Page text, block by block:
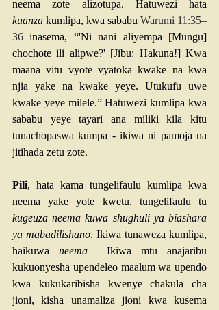
kuanza kumlipa, kwa sababu Warumi 11:35–
36 inasema, “'Ni nani aliyempa [Mungu]
chochote ili alipwe?' [Jibu: Hakuna!] Kwa
maana vitu vyote vyatoka kwake na kwa
njia yake na kwake yeye. Utukufu uwe
kwake yeye milele.” Hatuwezi kumlipa kwa
sababu yeye tayari ana miliki kila kitu
tunachopaswa kumpa - ikiwa ni pamoja na
jitihada zetu zote.
Pili, hata kama tungelifaulu kumlipa kwa
kugeuza neema kuwa shughuli ya biashara
ya mabadilishano. Ikiwa tunaweza kumlipa,
haikuwa neema Ikiwa mtu anajaribu
kukuonyesha upendeleo maalum wa upendo
kwa kukukaribisha kwenye chakula cha
jioni, kisha unamaliza jioni kwa kusema